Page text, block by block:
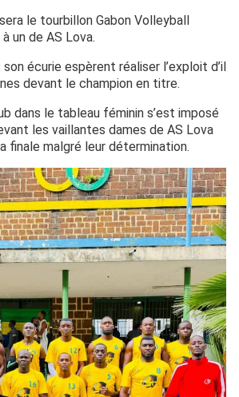
le tourbillon Gabon Volleyball
un de AS Lova.
écurie espèrent réaliser l’exploit d’il
devant le champion en titre.
dans le tableau féminin s’est imposé
les vaillantes dames de AS Lova
finale malgré leur détermination.